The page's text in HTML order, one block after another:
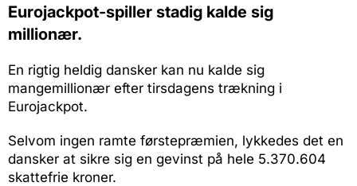
Eurojackpot-spiller stadig kalde sig
millionær.
En rigtig heldig dansker kan nu kalde sig
mangemillionær efter tirsdagens trækning i
Eurojackpot.
Selvom ingen ramte førstepræmien, lykkedes det en
dansker at sikre sig en gevinst på hele 5.370.604
skattefrie kroner.